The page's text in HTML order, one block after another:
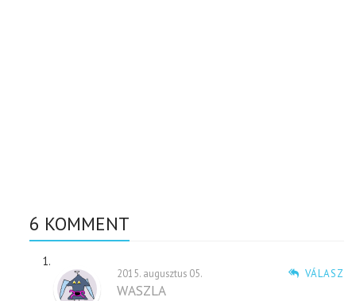
6 KOMMENT
VÁLASZ
2015. augusztus 05.
WASZLA